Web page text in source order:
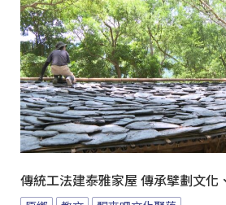
傳統工法建泰雅家屋 傳承擘劃文化